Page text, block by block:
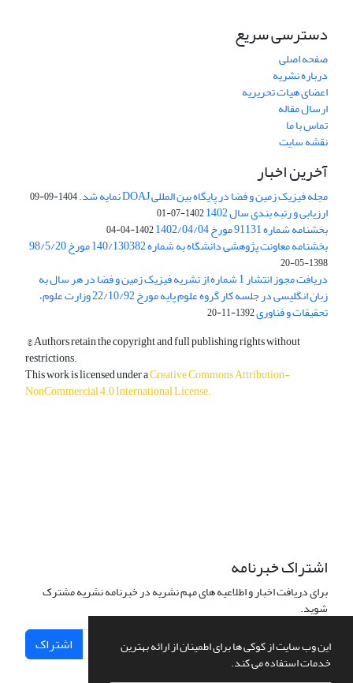
این وب سایت از کوکی ها برای اطمینان از ارائه بهترین
خدمات استفاده می کند.
دسترسی سریع
صفحه اصلی
درباره نشریه
اعضای هیات تحریریه
ارسال مقاله
تماس با ما
نقشه سایت
آخرین اخبار
مجله فیزیک زمین و فضا در پایگاه بین المللی DOAJ نمایه شد. 1404-09-09
ارزیابی و رتبه بندی سال 1402 1402-07-01
بخشنامه شماره 91131 مورخ 1402/04/04 1402-04-04
بخشنامه معاونت پژوهشی دانشگاه به شماره 140/130382 مورخ 98/5/20
1398-05-20
دریافت مجوز انتشار 1 شماره از نشریه فیزیک زمین و فضا در هر سال به
زبان انگلیسی در جلسه کار گروه علوم پایه مورخ 22/10/92 وزارت علوم،
تحقیقات و فناوری1392-11-20
© Authors retain the copyright and full publishing rights without
restrictions.
This work is licensed under aCreative Commons Attribution-
NonCommercial 4.0 International License.
اشتراک خبرنامه
برای دریافت اخبار و اطلاعیه های مهم نشریه در خبرنامه نشریه مشترک
شوید.
اشتراک